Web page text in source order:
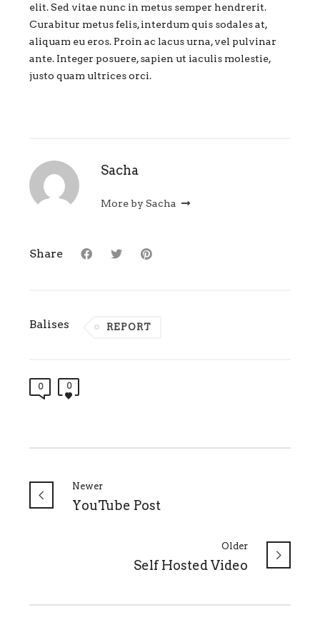
elit. Sed vitae nunc in metus semper hendrerit.
Curabitur metus felis, interdum quis sodales at,
aliquam eu eros. Proin ac lacus urna, vel pulvinar
ante. Integer posuere, sapien ut iaculis molestie,
justo quam ultrices orci.
Sacha
More by Sacha
Share
Balises REPORT
0 0
Newer
YouTube Post
Older
Self Hosted Video